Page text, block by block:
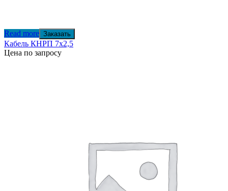
Read more Заказать
Кабель КНРП 7х2,5
Цена по запросу